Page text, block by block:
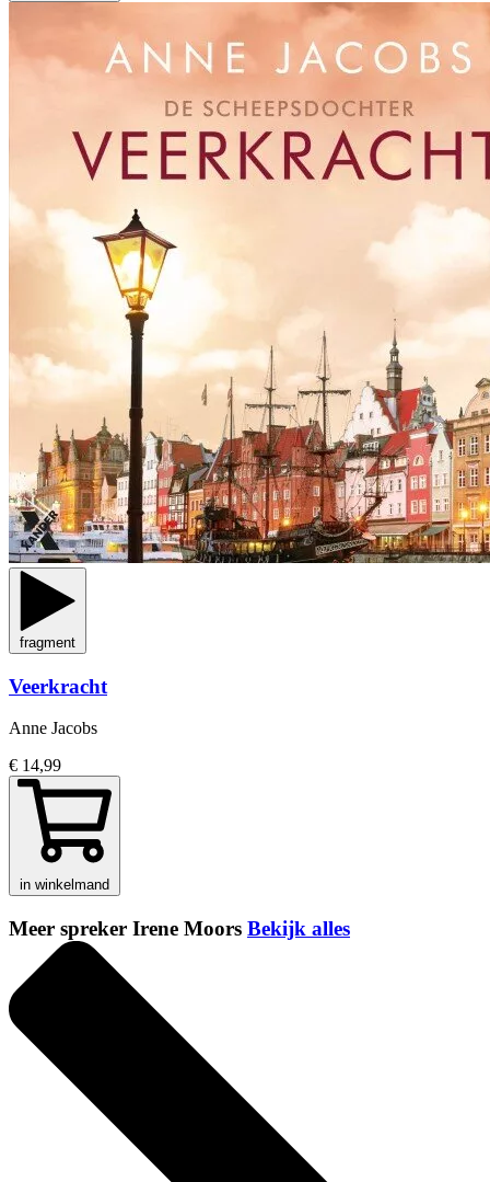
fragment
Veerkracht
Anne Jacobs
€ 14,99
in winkelmand
Meer spreker Irene Moors Bekijk alles